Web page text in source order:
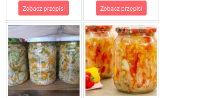
Zobacz przepis! Zobacz przepis!